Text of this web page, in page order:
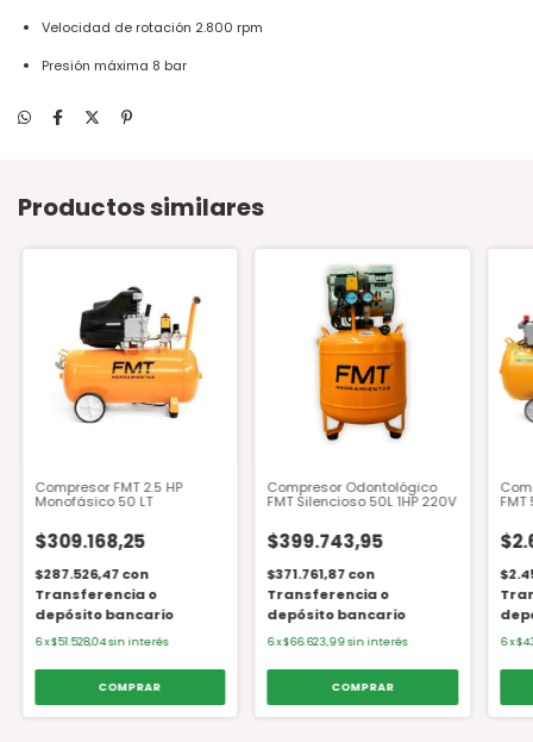
Velocidad de rotación 2.800 rpm
Presión máxima 8 bar
Productos similares
Compresor FMT 2.5 HP
Monofásico 50 LT
$309.168,25
$287.526,47con
Transferencia o
depósito bancario
6x$51.528,04sin interés
Compresor Odontológico
FMT Silencioso 50L 1HP 220V
$399.743,95
$371.761,87con
Transferencia o
depósito bancario
6x$66.623,99 sin interés
FMT
6x